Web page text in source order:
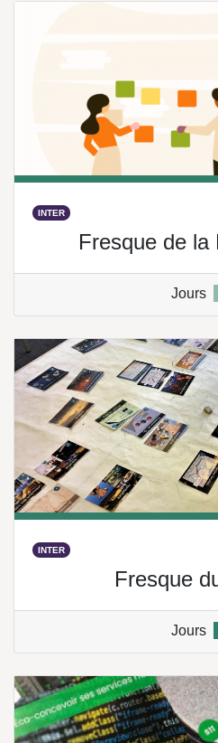
INTER
Fresque de la
Jours
INTER
Fresque
Jours